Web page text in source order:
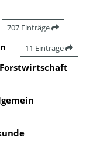
707 Einträge
11 Einträge